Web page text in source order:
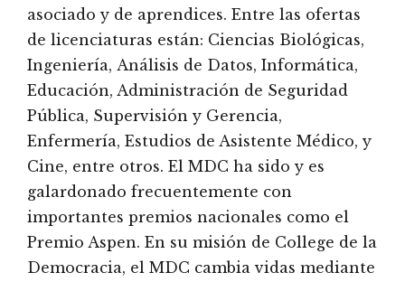
asociado y de aprendices. Entre las ofertas
de licenciaturas están: Ciencias Biológicas,
Ingeniería, Análisis de Datos, Informática,
Educación, Administración de Seguridad
Pública, Supervisión y Gerencia,
Enfermería, Estudios de Asistente Médico, y
Cine, entre otros. El MDC ha sido y es
galardonado frecuentemente con
importantes premios nacionales como el
Premio Aspen. En su misión de College de la
Democracia, el MDC cambia vidas mediante